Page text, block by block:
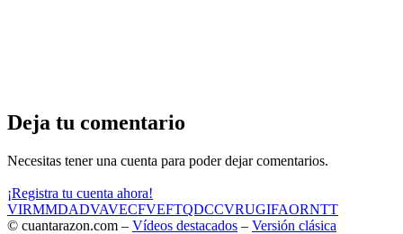
Deja tu comentario
Necesitas tener una cuenta para poder dejar comentarios.
¡Registra tu cuenta ahora!
VIRMMDADVAVECFVEFTQDCCVRUGIFAORNTT
© cuantarazon.com – Vídeos destacados – Versión clásica